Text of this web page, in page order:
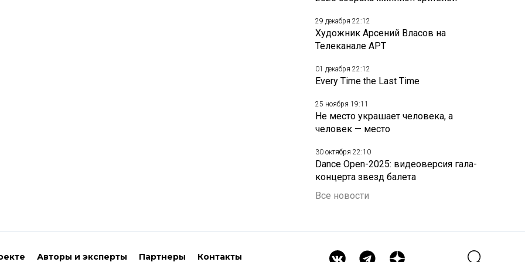
29 декабря 22:12
Художник Арсений Власов на
Телеканале АРТ
01 декабря 22:12
Every Time the Last Time
25 ноября 19:11
Не место украшает человека, а
человек — место
30 октября 22:10
Dance Open-2025: видеоверсия гала-
концерта звезд балета
Все новости
Авторы и эксперты Партнеры Контакты